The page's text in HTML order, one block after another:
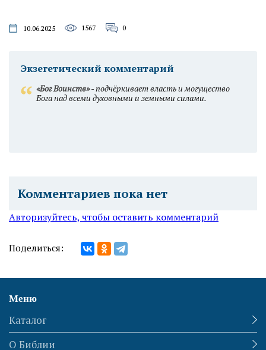
10.06.2025 1567 0
Экзегетический комментарий
«Бог Воинств»- подчёркивает власть и могуществo
Бога над всеми духовными и земными силами.
Комментариев пока нет
Авторизуйтесь, чтобы оставить комментарий
Поделиться:
Меню
Каталог
О Библии